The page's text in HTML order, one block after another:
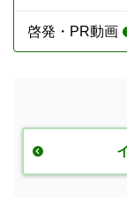
啓発・PR動画